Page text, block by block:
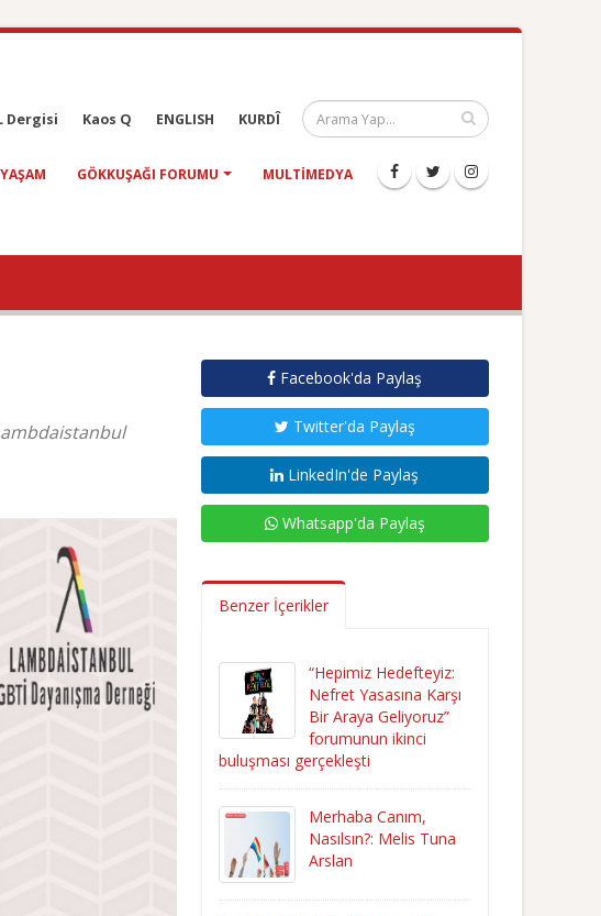
Dergisi Kaos Q ENGLISH KURDÎ
YAŞAM GÖKKUŞAĞI FORUMU MULTIMEDYA
Facebook'da Paylaş
Twitter'da Paylaş
LinkedIn'de Paylaş
Whatsapp'da Paylaş
Benzer İçerikler
“Hepimiz Hedefteyiz:
Nefret Yasasına Karşı
Bir Araya Geliyoruz”
forumunun ikinci
buluşması gerçekleşti
Merhaba Canım,
Nasılsın?: Melis Tuna
Arslan